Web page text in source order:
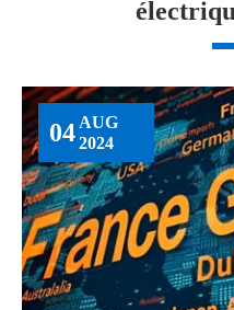
04 AUG
2024